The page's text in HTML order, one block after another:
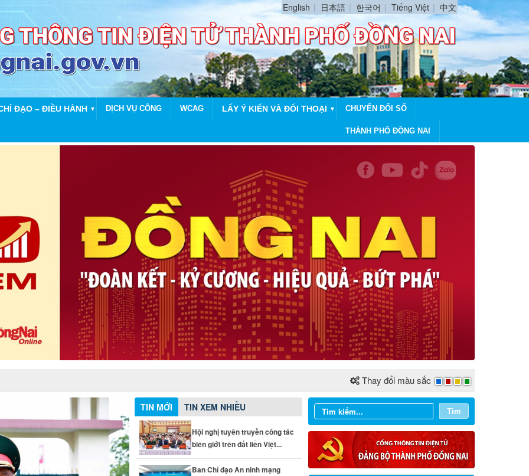
English 日本語 한국어 Tiếng Việt 中文
ĐẠO – ĐIỀU HÀNH ▼ DỊCH VỤ CÔNG WCAG LẤY Ý KIẾN VÀ ĐỐI THOẠI ▼ CHUYỂN ĐỔI SỐ
THÀNH PHỐ ĐỒNG NAI
Thay đổi màu sắc
Tìm
TIN MỚI TIN XEM NHIỀU
Hội nghị tuyên truyền công tác
biên giới trên đất liền Việt...
Ban Chỉ đạo An ninh mạng